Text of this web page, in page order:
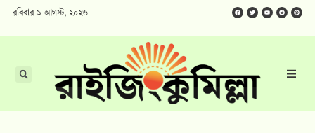
রবিবার ৯ আগস্ট, ২০২৬